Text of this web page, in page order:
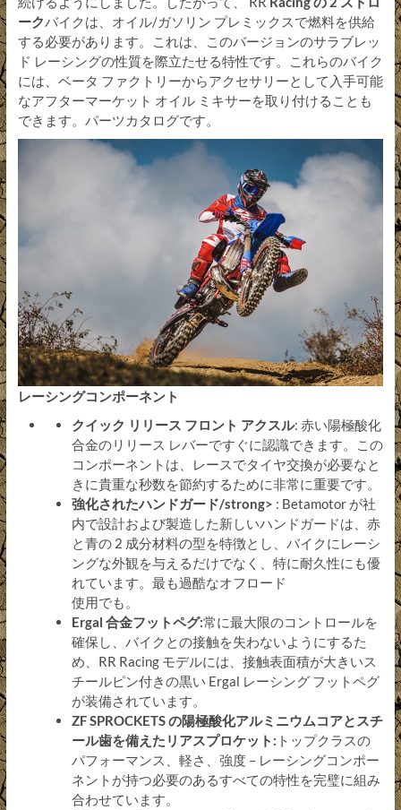
ークバイクは、オイル/ガソリン プレミックスで燃料を供給
する必要があります。これは、このバージョンのサラブレッ
ド レーシングの性質を際立たせる特性です。これらのバイク
には、ベータ ファクトリーからアクセサリーとして入手可能
なアフターマーケット オイル ミキサーを取り付けることも
できます。パーツカタログです。
レーシングコンポーネント
クイック リリース フロント アクスル: 赤い陽極酸化
合金のリリース レバーですぐに認識できます。この
コンポーネントは、レースでタイヤ交換が必要なと
きに貴重な秒数を節約するために非常に重要です。
強化されたハンドガード/strong> : Betamotor が社
内で設計および製造した新しいハンドガードは、赤
と青の 2 成分材料の型を特徴とし、バイクにレーシ
ングな外観を与えるだけでなく、特に耐久性にも優
れています。最も過酷なオフロード
使用でも。
Ergal 合金フットペグ:常に最大限のコントロールを
確保し、バイクとの接触を失わないようにするた
め、RR Racing モデルには、接触表面積が大きいス
チールピン付きの黒い Ergal レーシング フットペグ
が装備されています。
ZF SPROCKETS の陽極酸化アルミニウムコアとスチ
ール歯を備えたリアスプロケット: トップクラスの
パフォーマンス、軽さ、強度 – レーシングコンポー
ネントが持つ必要のあるすべての特性を完璧に組み
合わせています。